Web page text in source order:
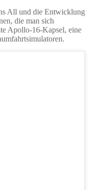
All und die Entwicklung
die man sich
Apollo-16-Kapsel, eine